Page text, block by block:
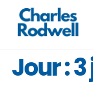
Jour :